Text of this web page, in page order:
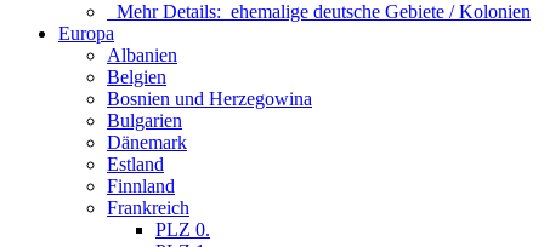
Mehr Details: ehemalige deutsche Gebiete / Kolonien
Europa
Albanien
Belgien
Bosnien und Herzegowina
Bulgarien
Dänemark
Estland
Finnland
Frankreich
PLZ 0.